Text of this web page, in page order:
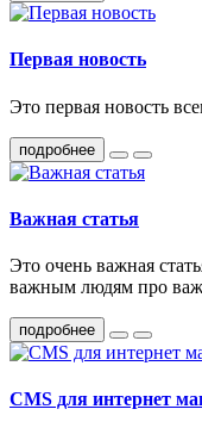
Первая новость
Это первая новость
подробнее
Важная статья
Это очень важная
важным людям про
подробнее
CMS для интернет